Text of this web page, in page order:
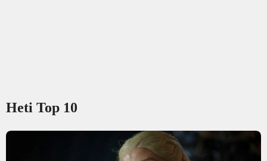
Heti Top 10